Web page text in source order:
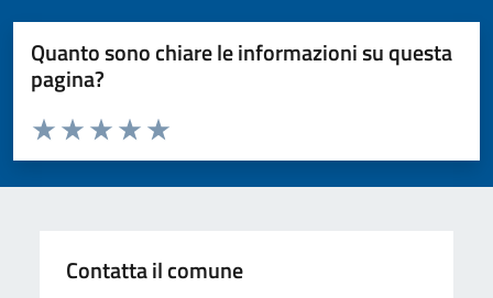
Quanto sono chiare le informazioni su questa
pagina?
Valuta da 1 a 5 stelle la pagina
Valuta 5 stelle su 5
Valuta 4 stelle su 5
Valuta 3 stelle su 5
Valuta 2 stelle su 5
Valuta 1 stelle su 5
Contatta il comune